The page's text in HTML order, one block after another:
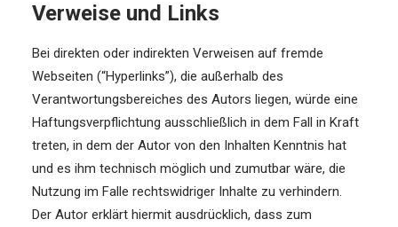
Verweise und Links
Bei direkten oder indirekten Verweisen auf fremde
Webseiten (“Hyperlinks”), die außerhalb des
Verantwortungsbereiches des Autors liegen, würde eine
Haftungsverpflichtung ausschließlich in dem Fall in Kraft
treten, in dem der Autor von den Inhalten Kenntnis hat
und es ihm technisch möglich und zumutbar wäre, die
Nutzung im Falle rechtswidriger Inhalte zu verhindern.
Der Autor erklärt hiermit ausdrücklich, dass zum